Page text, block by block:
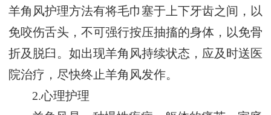
羊角风护理方法有将毛巾塞于上下牙齿之间，以
免咬伤舌头，不可强行按压抽搐的身体，以免骨
折及脱臼。如出现羊角风持续状态，应及时送医
院治疗，尽快终止羊角风发作。
2.心理护理